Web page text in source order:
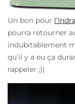
Un bon pour
pourra retourner
indubitablement
qu’il y a eu ça
rappeler ;))